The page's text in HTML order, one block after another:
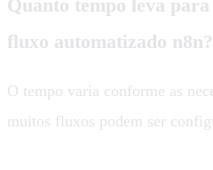
Quanto tempo leva
fluxo automatizado n8n?
O tempo varia conforme as
muitos fluxos podem ser